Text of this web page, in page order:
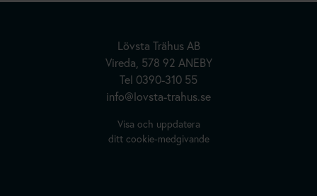
Hus | Herrgårdar | Fritidshus
Lövsta Trähus AB
Vireda, 578 92 ANEBY
Tel 0390-310 55
info@lovsta-trahus.se
Visa och uppdatera
ditt cookie-medgivande